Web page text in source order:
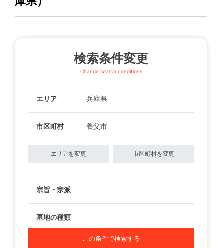
検索条件変更
Change search conditions
エリア 兵庫県
市区町村 養父市
エリアを変更 市区町村を変更
宗旨・宗派
墓地の種類
この条件で検索する